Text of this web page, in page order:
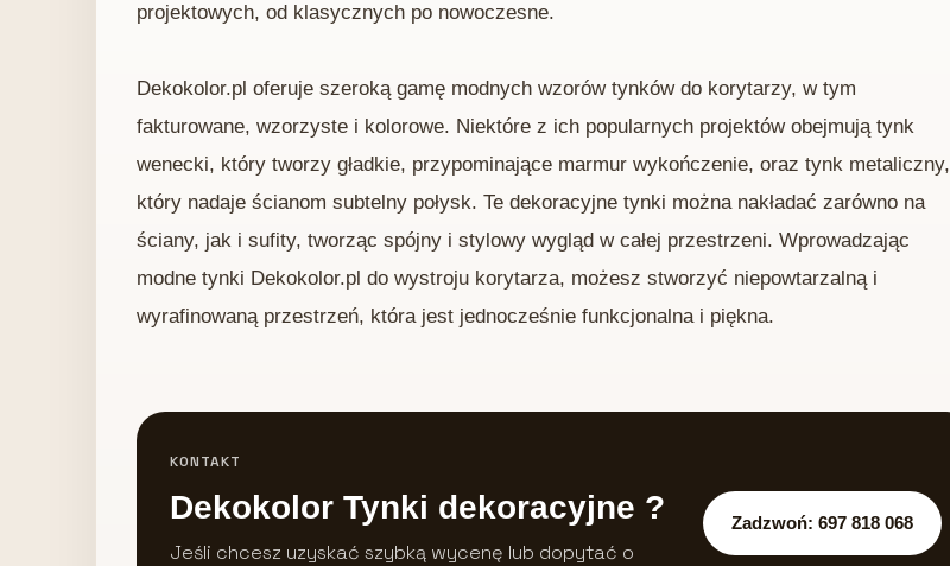
projektowych, od klasycznych po nowoczesne.
Dekokolor.pl oferuje szeroką gamę modnych wzorów tynków do korytarzy, w tym
fakturowane, wzorzyste i kolorowe. Niektóre z ich popularnych projektów obejmują tynk
wenecki, który tworzy gładkie, przypominające marmur wykończenie, oraz tynk metaliczny,
który nadaje ścianom subtelny połysk. Te dekoracyjne tynki można nakładać zarówno na
ściany, jak i sufity, tworząc spójny i stylowy wygląd w całej przestrzeni. Wprowadzając
modne tynki Dekokolor.pl do wystroju korytarza, możesz stworzyć niepowtarzalną i
wyrafinowaną przestrzeń, która jest jednocześnie funkcjonalna i piękna.
KONTAKT
Dekokolor Tynki dekoracyjne ?
Jeśli chcesz uzyskać szybką wycenę lub dopytać o
Zadzwoń: 697 818 068